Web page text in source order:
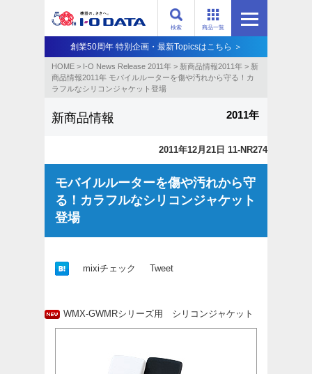
商品一覧
検索
創業50周年 特別企画・最新Topicsはこちら ＞
HOME > I-O News Release 2011年 > 新商品情報2011年 > 新
商品情報2011年 モバイルルーターを傷や汚れから守る！カ
ラフルなシリコンジャケット登場
新商品情報 2011年
2011年12月21日 11-NR274
モバイルルーターを傷や汚れから守
る！カラフルなシリコンジャケット
登場
mixiチェック Tweet
WMX-GWMRシリーズ用 シリコンジャケット